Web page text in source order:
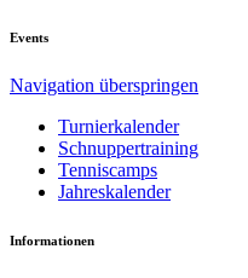
Events
Navigation überspringen
Turnierkalender
Schnuppertraining
Tenniscamps
Jahreskalender
Informationen